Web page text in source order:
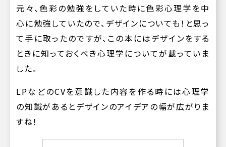
元々、色彩の勉強をしていた時に色彩心理学を中
心に勉強していたので、デザインについても！と思っ
て手に取ったのですが、この本にはデザインをする
ときに知っておくべき心理学についてが載っていま
した。
LPなどのCVを意識した内容を作る時には心理学
の知識があるとデザインのアイデアの幅が広がりま
すね！